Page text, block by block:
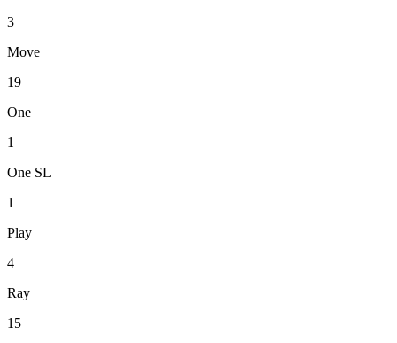
3
Move
19
One
1
One SL
1
Play
4
Ray
15